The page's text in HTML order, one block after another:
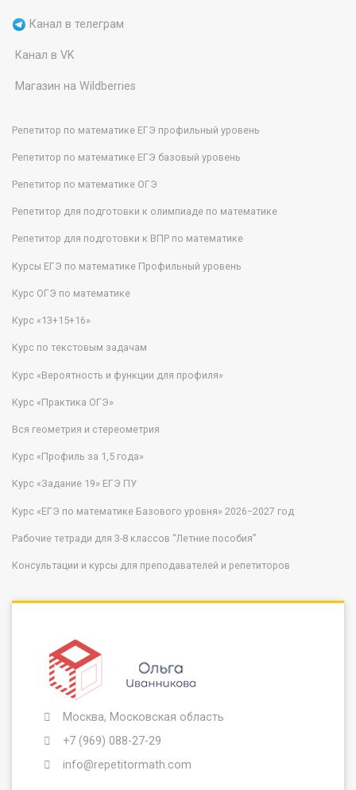
Канал в телеграм
Канал в VK
Магазин на Wildberries
Репетитор по математике ЕГЭ профильный уровень
Репетитор по математике ЕГЭ базовый уровень
Репетитор по математике ОГЭ
Репетитор для подготовки к олимпиаде по математике
Репетитор для подготовки к ВПР по математике
Курсы ЕГЭ по математике Профильный уровень
Курс ОГЭ по математике
Курс «13+15+16»
Курс по текстовым задачам
Курс «Вероятность и функции для профиля»
Курс «Практика ОГЭ»
Вся геометрия и стереометрия
Курс «Профиль за 1,5 года»
Курс «Задание 19» ЕГЭ ПУ
Курс «ЕГЭ по математике Базового уровня» 2026−2027 год
Рабочие тетради для 3-8 классов “Летние пособия”
Консультации и курсы для преподавателей и репетиторов
Москва, Московская область
+7 (969) 088-27-29
info@repetitormath.com